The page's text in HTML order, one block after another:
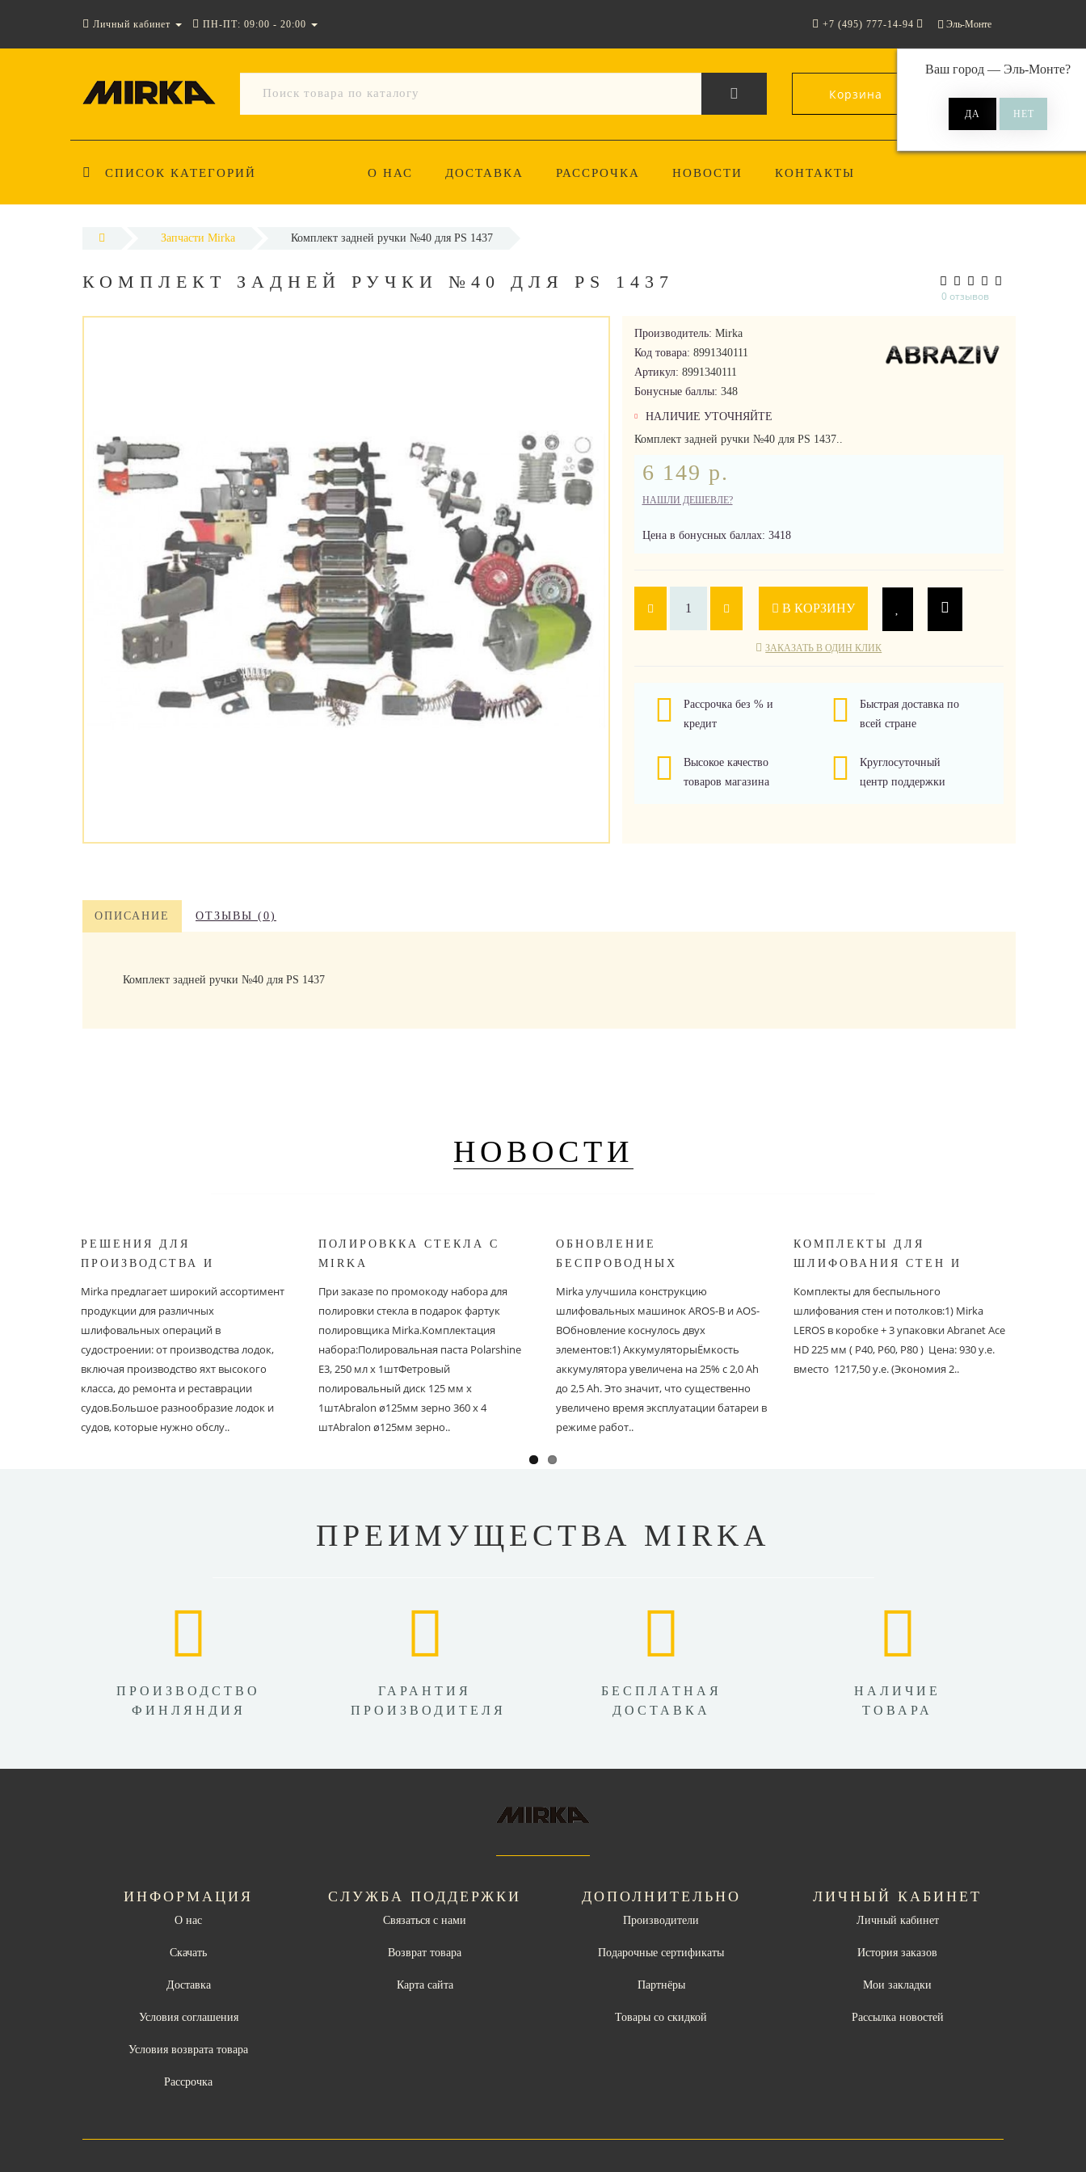
Личный кабинет ПН-ПТ: 09:00 - 20:00 Эль-Монте
Ваш город — Эль-Монте?
+7 (495) 777-14-94
Корзина 0
СПИСОК КАТЕГОРИЙ О НАС ДОСТАВКА РАССРОЧКА НОВОСТИ КОНТАКТЫ
Запчасти Mirka Комплект задней ручки №40 для PS 1437
КОМПЛЕКТ ЗАДНЕЙ РУЧКИ №40 ДЛЯ PS 1437
0 отзывов
Производитель: Mirka
Код товара: 8991340111
Артикул: 8991340111
Бонусные баллы: 348
НАЛИЧИЕ УТОЧНЯЙТЕ
Комплект задней ручки №40 для PS 1437..
6 149 р.
НАШЛИ ДЕШЕВЛЕ?
Цена в бонусных баллах: 3418
В КОРЗИНУ
ЗАКАЗАТЬ В ОДИН КЛИК
Рассрочка без % и
кредит
Быстрая доставка по
всей стране
Высокое качество
товаров магазина
Круглосуточный
центр поддержки
ОПИСАНИЕ ОТЗЫВЫ (0)
Комплект задней ручки №40 для PS 1437
НОВОСТИ
РЕШЕНИЯ ДЛЯ
ПРОИЗВОДСТВА И
Mirka предлагает широкий ассортимент
продукции для различных
шлифовальных операций в
судостроении: от производства лодок,
включая производство яхт высокого
класса, до ремонта и реставрации
судов.Большое разнообразие лодок и
судов, которые нужно обслу..
ПОЛИРОВККА СТЕКЛА С
MIRKA
При заказе по промокоду набора для
полировки стекла в подарок фартук
полировщика Mirka.Комплектация
набора:Полировальная паста Polarshine
E3, 250 мл х 1штФетровый
полировальный диск 125 мм х
1штAbralon ø125мм зерно 360 х 4
штAbralon ø125мм зерно..
ОБНОВЛЕНИЕ
БЕСПРОВОДНЫХ
Mirka улучшила конструкцию
шлифовальных машинок AROS-B и AOS-
BОбновление коснулось двух
элементов:1) АккумуляторыЁмкость
аккумулятора увеличена на 25% с 2,0 Ah
до 2,5 Ah. Это значит, что существенно
увеличено время эксплуатации батареи в
режиме работ..
КОМПЛЕКТЫ ДЛЯ
ШЛИФОВАНИЯ СТЕН И
Комплекты для беспыльного
шлифования стен и потолков:1) Mirka
LEROS в коробке + 3 упаковки Abranet Ace
HD 225 мм ( P40, P60, P80 ) Цена: 930 у.е.
вместо 1217,50 у.е. (Экономия 2..
ПРЕИМУЩЕСТВА MIRKA
ПРОИЗВОДСТВО
ФИНЛЯНДИЯ
ГАРАНТИЯ
ПРОИЗВОДИТЕЛЯ
БЕСПЛАТНАЯ
ДОСТАВКА
НАЛИЧИЕ
ТОВАРА
ИНФОРМАЦИЯ
О нас
Скачать
Доставка
Условия соглашения
Условия возврата товара
Рассрочка
СЛУЖБА ПОДДЕРЖКИ
Связаться с нами
Возврат товара
Карта сайта
ДОПОЛНИТЕЛЬНО
Производители
Подарочные сертификаты
Партнёры
Товары со скидкой
ЛИЧНЫЙ КАБИНЕТ
Личный кабинет
История заказов
Мои закладки
Рассылка новостей